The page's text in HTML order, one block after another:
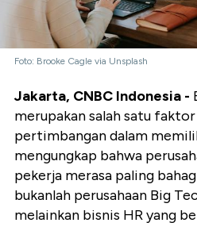
Foto: Brooke Cagle via Unsplash
Jakarta, CNBC Indonesia -
merupakan salah satu
pertimbangan dalam
mengungkap bahwa
pekerja merasa paling
bukanlah perusahaan Big
melainkan bisnis HR yang